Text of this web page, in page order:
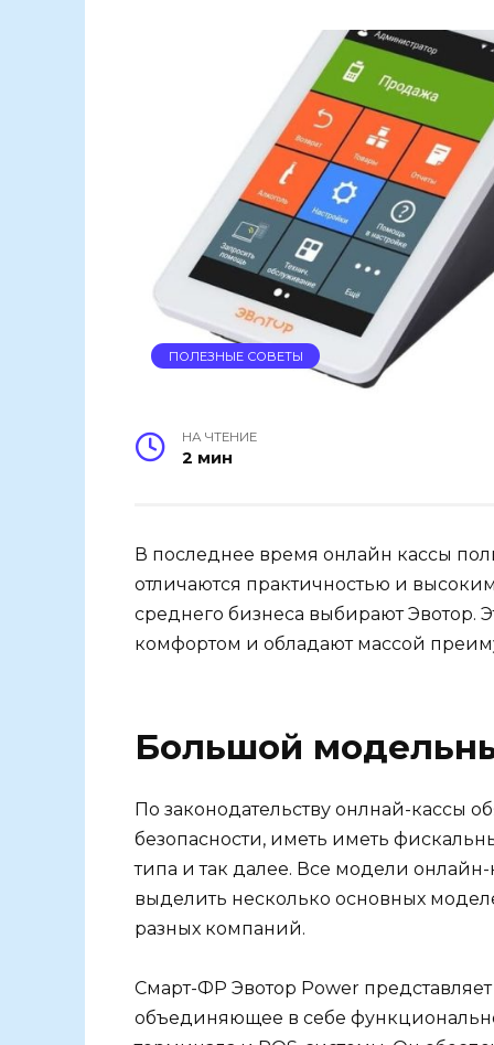
ПОЛЕЗНЫЕ СОВЕТЫ
НА ЧТЕНИЕ
2 мин
В последнее время онлайн кассы
отличаются практичностью и
среднего бизнеса выбирают Эвотор.
комфортом и обладают массой
Большой
По законодательству онлнай-кассы
безопасности, иметь иметь
типа и так далее. Все модели
выделить несколько основных
разных компаний.
Смарт-ФР Эвотор Power
объединяющее в себе